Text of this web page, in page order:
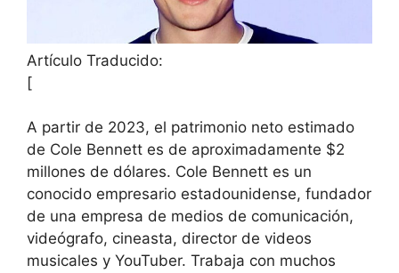
Artículo Traducido:
[
A partir de 2023, el patrimonio neto estimado
de Cole Bennett es de aproximadamente $2
millones de dólares. Cole Bennett es un
conocido empresario estadounidense, fundador
de una empresa de medios de comunicación,
videógrafo, cineasta, director de videos
musicales y YouTuber. Trabaja con muchos